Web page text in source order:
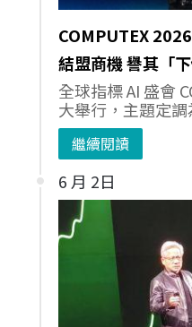
COMPUTEX
結盟商機 譽其「下
全球指標 AI 盛會
大舉行，主題定
繼續閱讀
6 月 2日